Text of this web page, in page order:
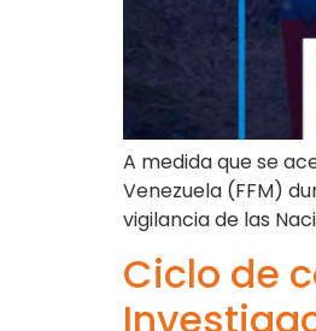
A medida que se
Venezuela (FFM)
vigilancia de las
Ciclo de